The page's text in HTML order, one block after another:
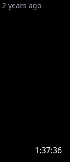
2 years ago
1:37:36